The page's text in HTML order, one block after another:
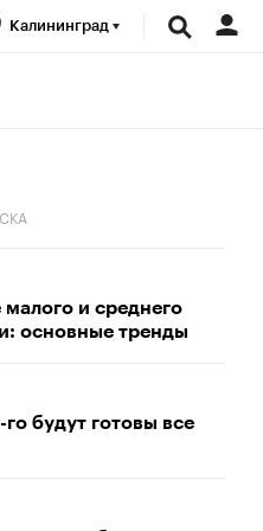
Калининград
и среднего
основные тренды
будут готовы все